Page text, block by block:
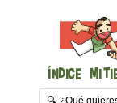
Índice Mi